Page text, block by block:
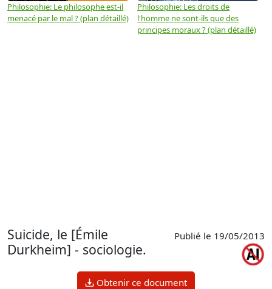
Philosophie: Le philosophe est-il
menacé par le mal ? (plan détaillé)
Philosophie: Les droits de
l'homme ne sont-ils que des
principes moraux ? (plan détaillé)
Suicide, le [Émile
Durkheim] - sociologie.
Publié le 19/05/2013
Obtenir ce document